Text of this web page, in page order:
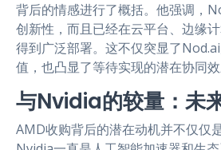
背后的情感进行了概括。他强调，
创新性，而且已经在云平台、边缘
得到广泛部署。这不仅突显了
值，也凸显了等待实现的潜在协同效
与Nvidia的较量：未
AMD收购背后的潜在动机并不仅仅